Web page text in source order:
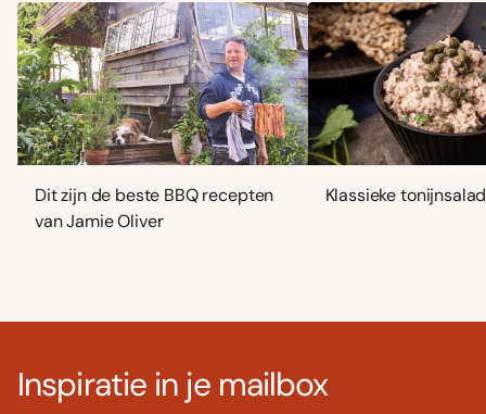
Dit zijn de beste BBQ recepten
van Jamie Oliver
Klassieke
Inspiratie in je mailbox